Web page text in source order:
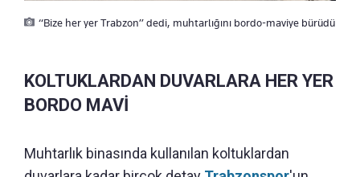
“Bize her yer Trabzon” dedi, muhtarlığını bordo-maviye bürüdü
KOLTUKLARDAN DUVARLARA HER YER
BORDO MAVİ
Muhtarlık binasında kullanılan koltuklardan